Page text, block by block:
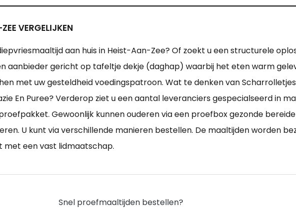
VERGELIJKEN
aan huis in Heist-Aan-Zee? Of zoekt u een structurele
aanbieder gericht op tafeltje dekje (daghap) waarbij het eten warm
met uw gesteldheid voedingspatroon. Wat te denken van
En Puree? Verderop ziet u een aantal leveranciers gespecialseerd in
Gewoonlijk kunnen ouderen via een proefbox gezonde
U kunt via verschillende manieren bestellen. De maaltijden worden
met een vast lidmaatschap.
Snel proefmaaltijden bestellen?